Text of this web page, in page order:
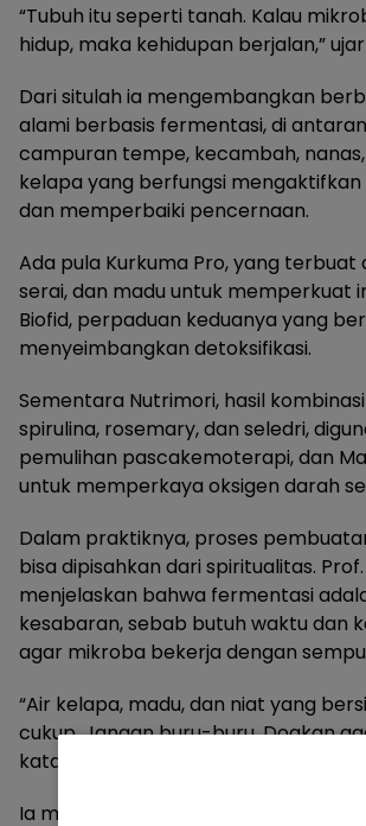
“Tubuh itu seperti tanah. Kalau
hidup, maka kehidupan berjalan,”
Dari situlah ia mengembangkan
alami berbasis fermentasi, di
campuran tempe, kecambah,
kelapa yang berfungsi
dan memperbaiki pencernaan.
Ada pula Kurkuma Pro, yang terbuat
serai, dan madu untuk memperkuat
Biofid, perpaduan keduanya yang
menyeimbangkan detoksifikasi.
Sementara Nutrimori, hasil
spirulina, rosemary, dan seledri,
pemulihan pascakemoterapi, dan
untuk memperkaya oksigen darah
Dalam praktiknya, proses
bisa dipisahkan dari spiritualitas. Prof.
menjelaskan bahwa fermentasi
kesabaran, sebab butuh waktu dan
agar mikroba bekerja dengan
“Air kelapa, madu, dan niat yang
cukup. Jangan buru-buru. Doakan
katanya lembut.
Ia menekankan bahwa yang diolah